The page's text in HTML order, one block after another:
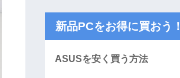
新品PCをお得に買おう！
ASUSを安く買う方法